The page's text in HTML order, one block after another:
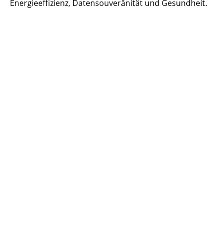
Energieeffizienz, Datensouveränität und Gesundheit.